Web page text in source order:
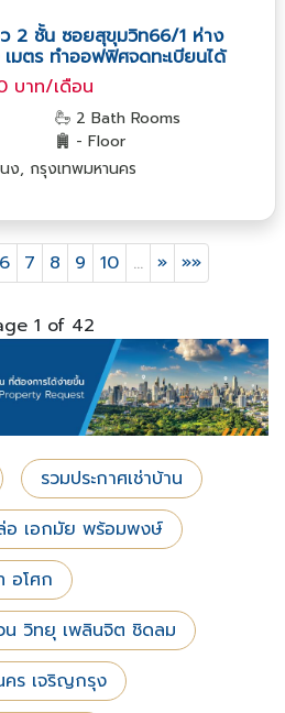
ว 2 ชั้น ซอยสุขุมวิท66/1 ห่าง
มตร ทำออฟฟิศจดทะเบียนได้
บาท/เดือน
2 Bath Rooms
- Floor
ง, กรุงเทพมหานคร
6 7 8 9 10 … » »»
1 of 42
รวมประกาศเช่าบ้าน
อ เอกมัย พร้อมพงษ์
อโศก
น วิทยุ เพลินจิต ชิดลม
คร เจริญกรุง